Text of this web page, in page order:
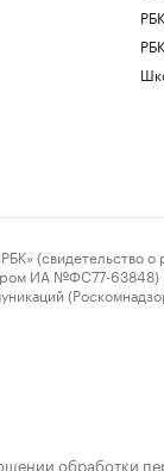
о
ИА №ФС77-63848)
обработки